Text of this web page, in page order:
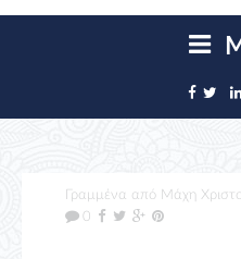
Γραμμένα από Μάχη
0